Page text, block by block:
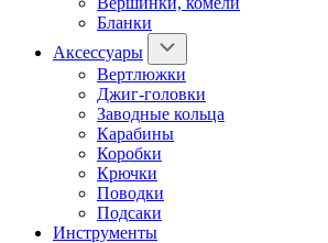
Бланки
Аксессуары
Вертлюжки
Джиг-головки
Заводные кольца
Карабины
Коробки
Крючки
Поводки
Подсаки
Инструменты